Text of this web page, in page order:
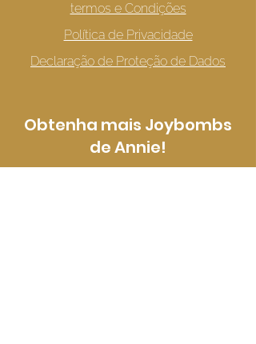
termos e Condições
Política de Privacidade
Declaração de Proteção de Dados
Obtenha mais Joybombs
de Annie!